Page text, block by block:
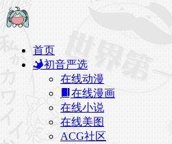
首页
初音严选
在线动漫
在线漫画
在线小说
在线美图
ACG社区